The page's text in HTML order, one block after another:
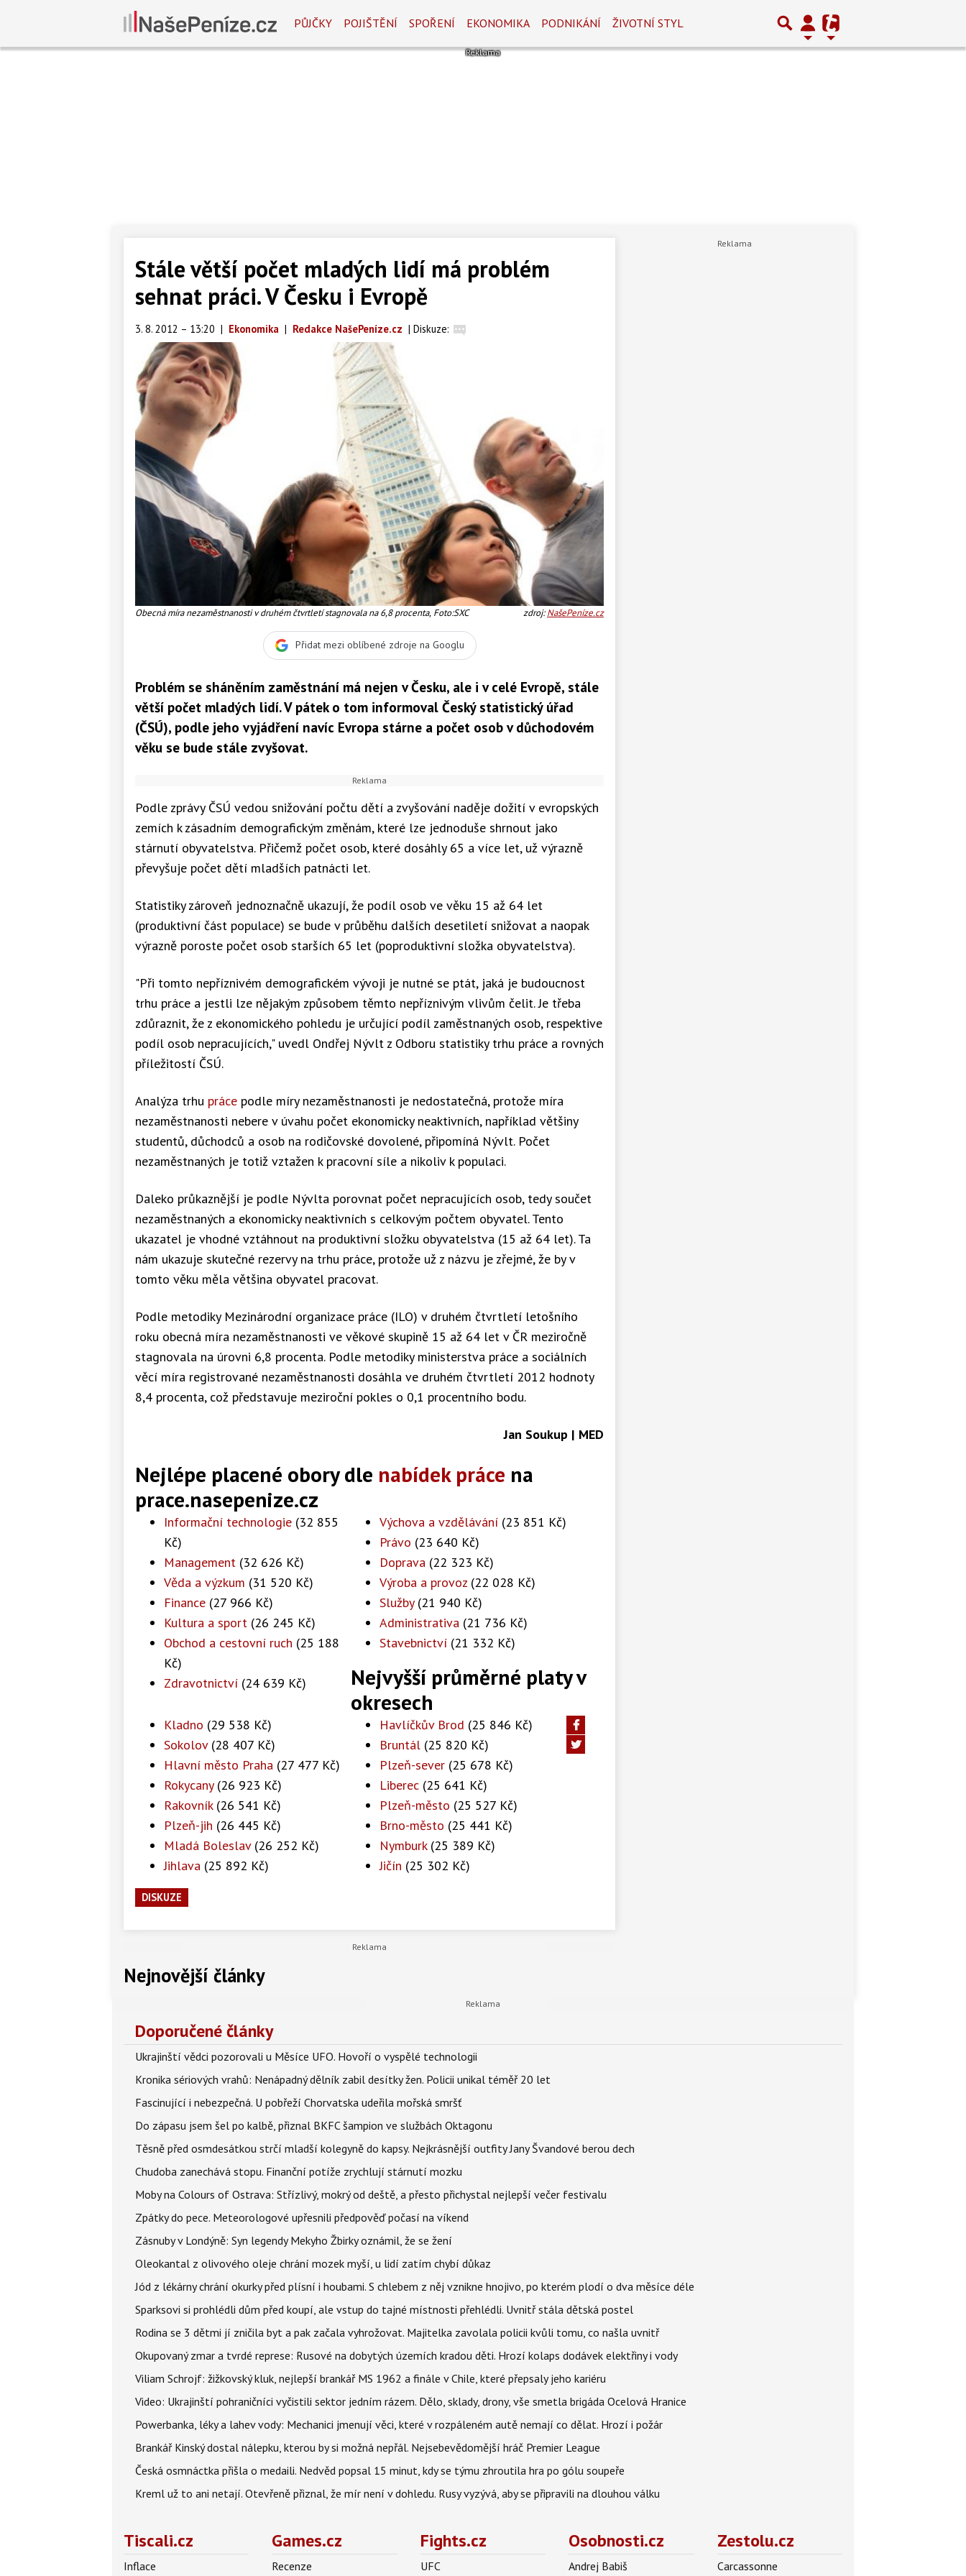
PŮJČKY POJIŠTĚNÍ SPOŘENÍ EKONOMIKA PODNIKÁNÍ ŽIVOTNÍ STYL
Stále větší počet mladých lidí má problém
sehnat práci. V Česku i Evropě
3. 8. 2012 – 13:20 | Ekonomika | Redakce NašePeníze.cz | Diskuze:
Obecná míra nezaměstnanosti v druhém čtvrtletí stagnovala na 6,8 procenta, Foto:SXC zdroj:NašePeníze.cz
Přidat mezi oblíbené zdroje na Googlu
Problém se sháněním zaměstnání má nejen v Česku, ale i v celé Evropě, stále
větší počet mladých lidí. V pátek o tom informoval Český statistický úřad
(ČSÚ), podle jeho vyjádření navíc Evropa stárne a počet osob v důchodovém
věku se bude stále zvyšovat.
Podle zprávy ČSÚ vedou snižování počtu dětí a zvyšování naděje dožití v evropských
zemích k zásadním demografickým změnám, které lze jednoduše shrnout jako
stárnutí obyvatelstva. Přičemž počet osob, které dosáhly 65 a více let, už výrazně
převyšuje počet dětí mladších patnácti let.
Statistiky zároveň jednoznačně ukazují, že podíl osob ve věku 15 až 64 let
(produktivní část populace) se bude v průběhu dalších desetiletí snižovat a naopak
výrazně poroste počet osob starších 65 let (poproduktivní složka obyvatelstva).
"Při tomto nepříznivém demografickém vývoji je nutné se ptát, jaká je budoucnost
trhu práce a jestli lze nějakým způsobem těmto nepříznivým vlivům čelit. Je třeba
zdůraznit, že z ekonomického pohledu je určující podíl zaměstnaných osob, respektive
podíl osob nepracujících," uvedl Ondřej Nývlt z Odboru statistiky trhu práce a rovných
příležitostí ČSÚ.
Analýza trhu práce podle míry nezaměstnanosti je nedostatečná, protože míra
nezaměstnanosti nebere v úvahu počet ekonomicky neaktivních, například většiny
studentů, důchodců a osob na rodičovské dovolené, připomíná Nývlt. Počet
nezaměstnaných je totiž vztažen k pracovní síle a nikoliv k populaci.
Daleko průkaznější je podle Nývlta porovnat počet nepracujících osob, tedy součet
nezaměstnaných a ekonomicky neaktivních s celkovým počtem obyvatel. Tento
ukazatel je vhodné vztáhnout na produktivní složku obyvatelstva (15 až 64 let). Ta
nám ukazuje skutečné rezervy na trhu práce, protože už z názvu je zřejmé, že by v
tomto věku měla většina obyvatel pracovat.
Podle metodiky Mezinárodní organizace práce (ILO) v druhém čtvrtletí letošního
roku obecná míra nezaměstnanosti ve věkové skupině 15 až 64 let v ČR meziročně
stagnovala na úrovni 6,8 procenta. Podle metodiky ministerstva práce a sociálních
věcí míra registrované nezaměstnanosti dosáhla ve druhém čtvrtletí 2012 hodnoty
8,4 procenta, což představuje meziroční pokles o 0,1 procentního bodu.
Jan Soukup | MED
Nejlépe placené obory dle nabídek práce na
prace.nasepenize.cz
Informační technologie (32 855
Kč)
Management (32 626 Kč)
Věda a výzkum (31 520 Kč)
Finance (27 966 Kč)
Kultura a sport (26 245 Kč)
Obchod a cestovní ruch (25 188
Kč)
Zdravotnictví (24 639 Kč)
Výchova a vzdělávání (23 851 Kč)
Právo (23 640 Kč)
Doprava (22 323 Kč)
Výroba a provoz (22 028 Kč)
Služby(21 940 Kč)
Administrativa (21 736 Kč)
Stavebnictví (21 332 Kč)
Nejvyšší průměrné platy v
okresech
Kladno (29 538 Kč)
Sokolov(28 407 Kč)
Hlavní město Praha (27 477 Kč)
Rokycany(26 923 Kč)
Rakovník(26 541 Kč)
Plzeň-jih (26 445 Kč)
Mladá Boleslav(26 252 Kč)
Jihlava (25 892 Kč)
Havlíčkův Brod (25 846 Kč)
Bruntál (25 820 Kč)
Plzeň-sever (25 678 Kč)
Liberec (25 641 Kč)
Plzeň-město (25 527 Kč)
Brno-město (25 441 Kč)
Nymburk(25 389 Kč)
Jičín (25 302 Kč)
DISKUZE
Nejnovější články
Doporučené články
Ukrajinští vědci pozorovali u Měsíce UFO. Hovoří o vyspělé technologii
Kronika sériových vrahů: Nenápadný dělník zabil desítky žen. Policii unikal téměř 20 let
Fascinující i nebezpečná. U pobřeží Chorvatska udeřila mořská smršť
Do zápasu jsem šel po kalbě, přiznal BKFC šampion ve službách Oktagonu
Těsně před osmdesátkou strčí mladší kolegyně do kapsy. Nejkrásnější outfity Jany Švandové berou dech
Chudoba zanechává stopu. Finanční potíže zrychlují stárnutí mozku
Moby na Colours of Ostrava: Střízlivý, mokrý od deště, a přesto přichystal nejlepší večer festivalu
Zpátky do pece. Meteorologové upřesnili předpověď počasí na víkend
Zásnuby v Londýně: Syn legendy Mekyho Žbirky oznámil, že se žení
Oleokantal z olivového oleje chrání mozek myší, u lidí zatím chybí důkaz
Jód z lékárny chrání okurky před plísní i houbami. S chlebem z něj vznikne hnojivo, po kterém plodí o dva měsíce déle
Sparksovi si prohlédli dům před koupí, ale vstup do tajné místnosti přehlédli. Uvnitř stála dětská postel
Rodina se 3 dětmi jí zničila byt a pak začala vyhrožovat. Majitelka zavolala policii kvůli tomu, co našla uvnitř
Okupovaný zmar a tvrdé represe: Rusové na dobytých územích kradou děti. Hrozí kolaps dodávek elektřiny i vody
Viliam Schrojf: žižkovský kluk, nejlepší brankář MS 1962 a finále v Chile, které přepsaly jeho kariéru
Video: Ukrajinští pohraničníci vyčistili sektor jedním rázem. Dělo, sklady, drony, vše smetla brigáda Ocelová Hranice
Powerbanka, léky a lahev vody: Mechanici jmenují věci, které v rozpáleném autě nemají co dělat. Hrozí i požár
Brankář Kinský dostal nálepku, kterou by si možná nepřál. Nejsebevědomější hráč Premier League
Česká osmnáctka přišla o medaili. Nedvěd popsal 15 minut, kdy se týmu zhroutila hra po gólu soupeře
Kreml už to ani netají. Otevřeně přiznal, že mír není v dohledu. Rusy vyzývá, aby se připravili na dlouhou válku
Tiscali.cz
Inflace
Games.cz
Recenze
Fights.cz
UFC
Osobnosti.cz
Andrej Babiš
Zestolu.cz
Carcassonne